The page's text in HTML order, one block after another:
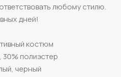
любому стилю.
дней!
костюм
30% полиэстер
черный